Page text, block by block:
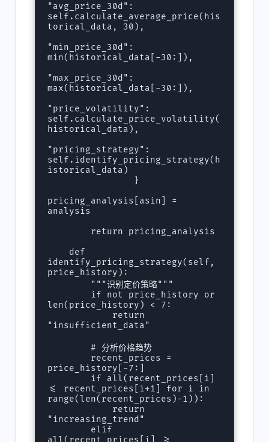
"avg_price_30d":
self.calculate_average_price(his
torical_data, 30),
"min_price_30d":
min(historical_data[-30:]),
"max_price_30d":
max(historical_data[-30:]),
"price_volatility":
self.calculate_price_volatility(
historical_data),
"pricing_strategy":
self.identify_pricing_strategy(h
istorical_data)
pricing_analysis[asin] =
analysis
identify_pricing_strategy(self,
price_history):
len(price_history) < 7:
"insufficient_data"
        # 分析价格趋势
price_history[-7:]
<= recent_prices[i+1] for i in
range(len(recent_prices)-1)):
"increasing_trend"
all(recent_prices[i] >=